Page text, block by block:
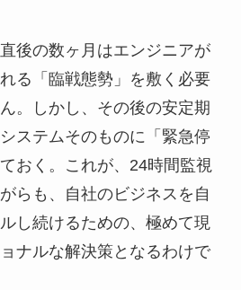
後の数ヶ月はエンジニアが
る「臨戦態勢」を敷く必要
。しかし、その後の安定期
ステムそのものに「緊急停
おく。これが、24時間監視
らも、自社のビジネスを自
し続けるための、極めて現
ナルな解決策となるわけで